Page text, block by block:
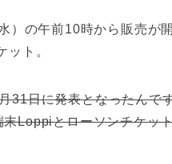
）の午前10時から販売が
ット。
31日に発表となったんで
末Loppiとローソンチケッ